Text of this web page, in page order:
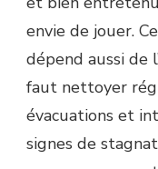
envie de jouer.
dépend aussi de
faut nettoyer
évacuations et
signes de